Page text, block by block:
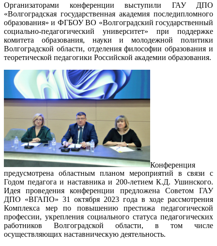
Организаторами конференции выступили ГАУ ДПО
«Волгоградская государственная академия последипломного
образования» и ФГБОУ ВО «Волгоградский государственный
социально-педагогический университет» при поддержке
комитета образования, науки и молодежной политики
Волгоградской области, отделения философии образования и
теоретической педагогики Российской академии образования.
Конференция
предусмотрена областным планом мероприятий в связи с
Годом педагога и наставника и 200-летием К.Д. Ушинского.
Идея проведения конференции предложена Советом ГАУ
ДПО «ВГАПО» 31 октября 2023 года в ходе рассмотрения
Комплекса мер по повышению престижа педагогической
профессии, укрепления социального статуса педагогических
работников Волгоградской области, в том числе
осуществляющих наставническую деятельность.